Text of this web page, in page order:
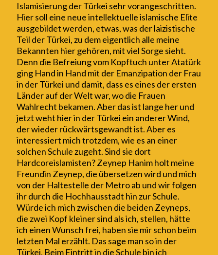
Islamisierung der Türkei sehr vorangeschritten.
Hier soll eine neue intellektuelle islamische Elite
ausgebildet werden, etwas, was der laizistische
Teil der Türkei, zu dem eigentlich alle meine
Bekannten hier gehören, mit viel Sorge sieht.
Denn die Befreiung vom Kopftuch unter Atatürk
ging Hand in Hand mit der Emanzipation der Frau
in der Türkei und damit, dass es eines der ersten
Länder auf der Welt war, wo die Frauen
Wahlrecht bekamen. Aber das ist lange her und
jetzt weht hier in der Türkei ein anderer Wind,
der wieder rückwärtsgewandt ist. Aber es
interessiert mich trotzdem, wie es an einer
solchen Schule zugeht. Sind sie dort
Hardcoreislamisten?Zeynep Hanimholt meine
Freundin Zeynep, die übersetzen wird und mich
von der Haltestelle der Metroab und wir folgen
ihr durch die Hochhausstadt hin zur Schule.
Würde ich mich zwischen die beiden Zeyneps,
die zwei Kopf kleiner sind als ich, stellen, hätte
ich einen Wunsch frei, haben sie mir schon beim
letzten Mal erzählt. Das sage man so in der
Türkei. Beim Eintritt in die Schule bin ich